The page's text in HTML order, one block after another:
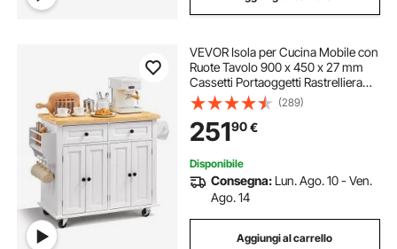
VEVOR Isola per Cucina Mobile con
Ruote Tavolo 900 x 450 x 27 mm
Cassetti Portaoggetti Rastrelliera
Capacità Carico Totale 136kg,
Carrello Isola da Cucina Credenza
Mobile per Utensili Cucina in MDF
(289)
25190€
Disponibile
Consegna: Lun. Ago. 10 - Ven.
Ago. 14
Aggiungi al carrello